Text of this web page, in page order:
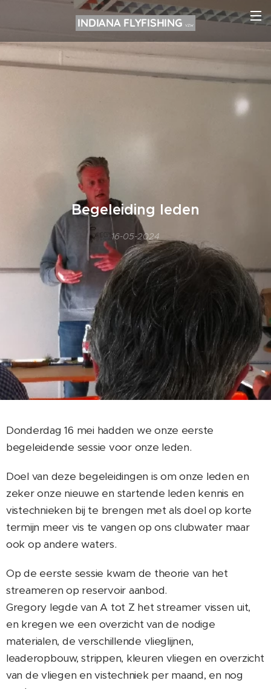
INDIANA FLYFISHINGVZW
Begeleiding leden
16-05-2024
Donderdag 16 mei hadden we onze eerste
begeleidende sessie voor onze leden.
Doel van deze begeleidingen is om onze leden en
zeker onze nieuwe en startende leden kennis en
vistechnieken bij te brengen met als doel op korte
termijn meer vis te vangen op ons clubwater maar
ook op andere waters.
Op de eerste sessie kwam de theorie van het
streameren op reservoir aanbod.
Gregory legde van A tot Z het streamer vissen uit,
en kregen we een overzicht van de nodige
materialen, de verschillende vlieglijnen,
leaderopbouw, strippen, kleuren vliegen en overzicht
van de vliegen en vistechniek per maand, en nog